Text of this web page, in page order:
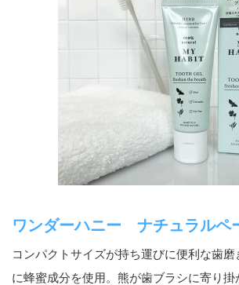
ワンダーハニー ナチュラルペ
コンパクトサイズが持ち運びに便利な歯
に蜂蜜成分を使用。熊が歯ブラシに寄り掛